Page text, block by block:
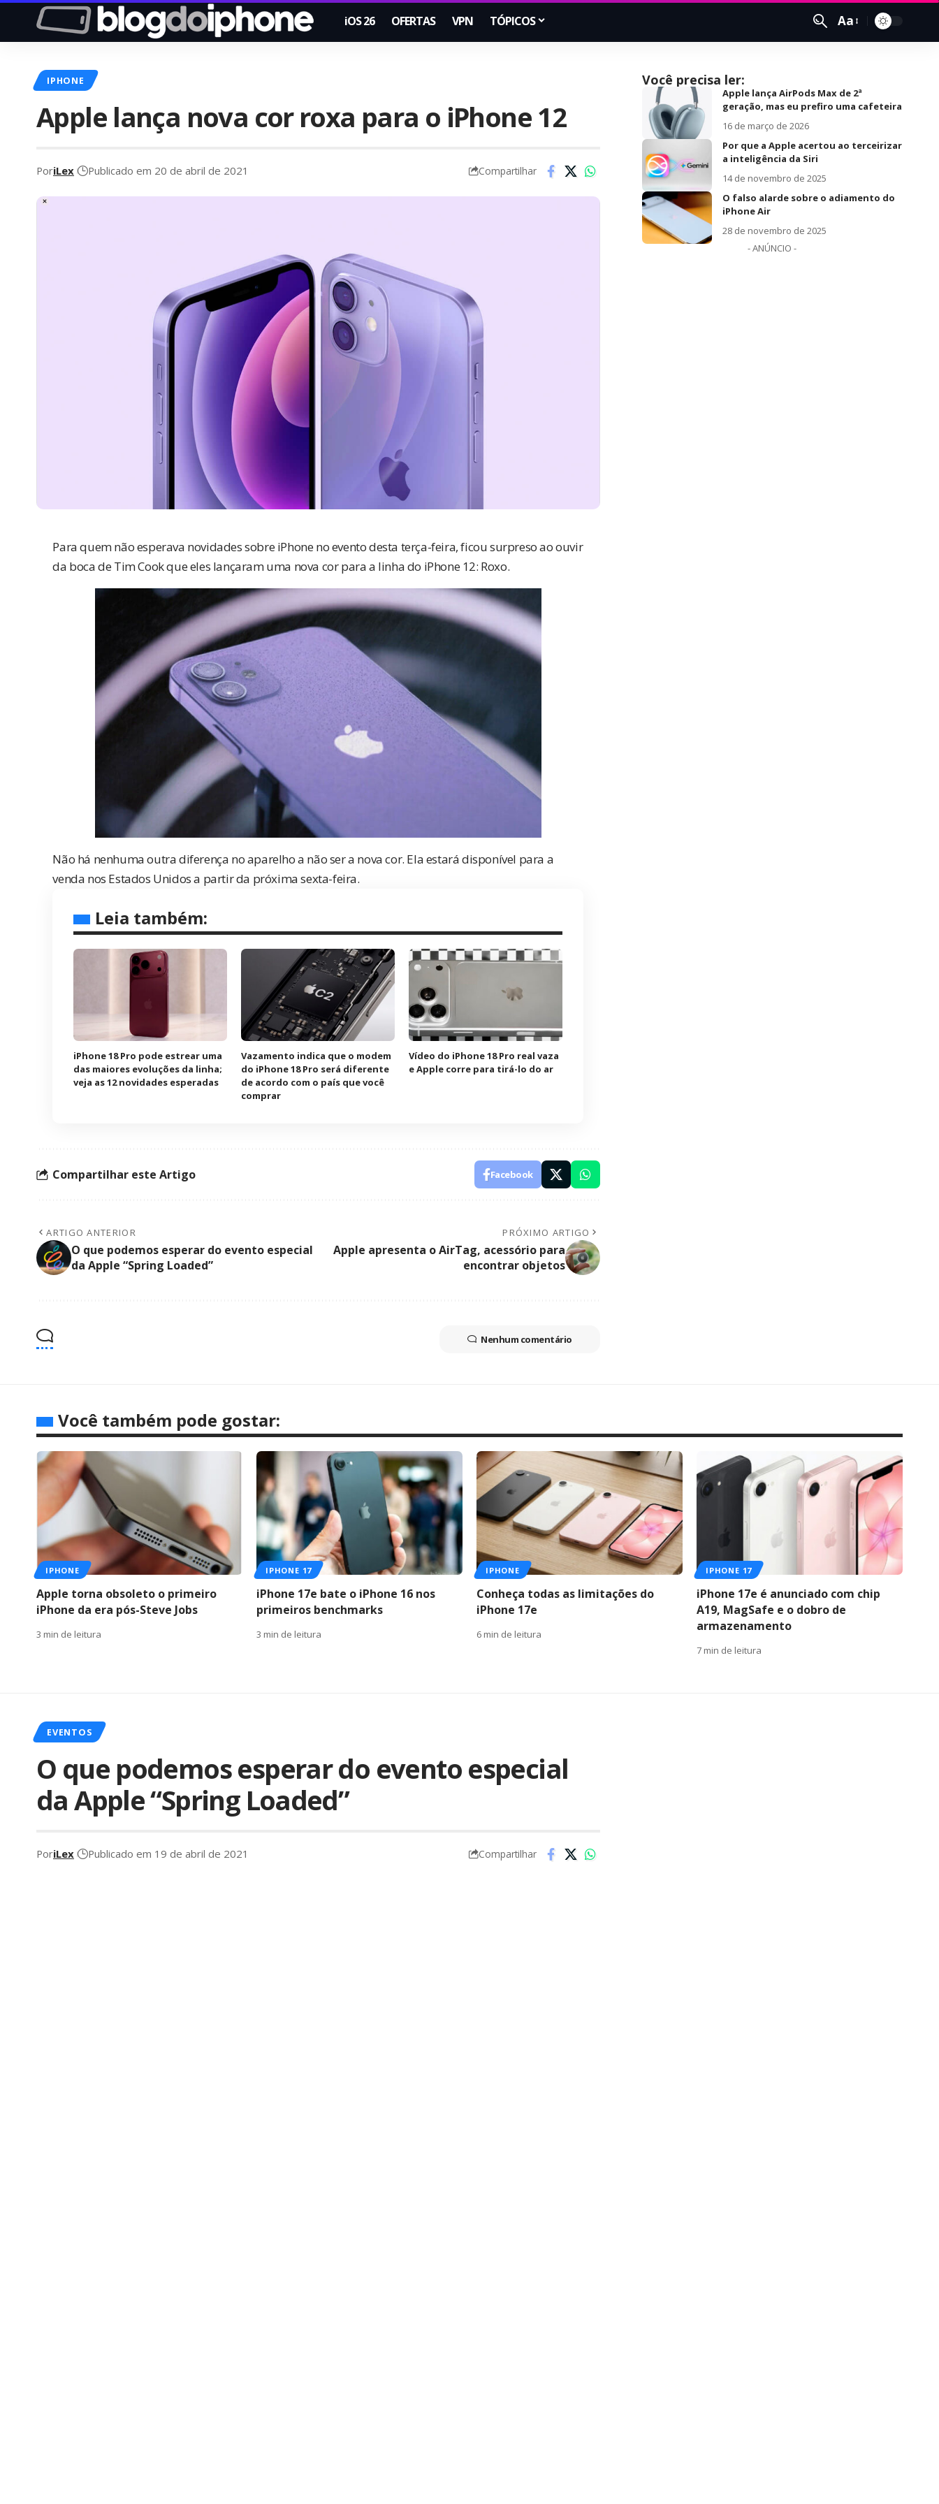
iOS 26 OFERTAS VPN TÓPICOS Aa
IPHONE
Apple lança nova cor roxa para o iPhone 12
PoriLex Publicado em 20 de abril de 2021 Compartilhar
Para quem não esperava novidades sobre iPhone no evento desta terça-feira, ficou surpreso ao ouvir
da boca de Tim Cook que eles lançaram uma nova cor para a linha do iPhone 12: Roxo.
Não há nenhuma outra diferença no aparelho a não ser a nova cor. Ela estará disponível para a
venda nos Estados Unidos a partir da próxima sexta-feira.
Leia também:
iPhone 18 Pro pode estrear uma
das maiores evoluções da linha;
veja as 12 novidades esperadas
Vazamento indica que o modem
do iPhone 18 Pro será diferente
de acordo com o país que você
comprar
Vídeo do iPhone 18 Pro real vaza
e Apple corre para tirá-lo do ar
Compartilhar este Artigo Facebook
ARTIGO ANTERIOR
O que podemos esperar do evento especial
da Apple “Spring Loaded”
PRÓXIMO ARTIGO
Apple apresenta o AirTag, acessório para
encontrar objetos
Nenhum comentário
Você precisa ler:
Apple lança AirPods Max de 2ª
geração, mas eu prefiro uma cafeteira
16 de março de 2026
Por que a Apple acertou ao terceirizar
a inteligência da Siri
14 de novembro de 2025
O falso alarde sobre o adiamento do
iPhone Air
28 de novembro de 2025
- ANÚNCIO -
Você também pode gostar:
IPHONE
Apple torna obsoleto o primeiro
iPhone da era pós-Steve Jobs
3 min de leitura
IPHONE 17
iPhone 17e bate o iPhone 16 nos
primeiros benchmarks
3 min de leitura
IPHONE
Conheça todas as limitações do
iPhone 17e
6 min de leitura
IPHONE 17
iPhone 17e é anunciado com chip
A19, MagSafe e o dobro de
armazenamento
7 min de leitura
EVENTOS
O que podemos esperar do evento especial
da Apple “Spring Loaded”
PoriLex Publicado em 19 de abril de 2021 Compartilhar